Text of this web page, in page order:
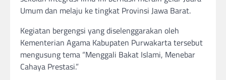
Umum dan melaju ke tingkat Provinsi Jawa Barat.
Kegiatan bergengsi yang diselenggarakan oleh
Kementerian Agama Kabupaten Purwakarta tersebut
mengusung tema “Menggali Bakat Islami, Menebar
Cahaya Prestasi.”